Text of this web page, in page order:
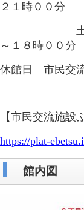
２１時００分
土曜日、
～１８時００分
休館日 市民交
【市民交流施設
https://plat-
館内図